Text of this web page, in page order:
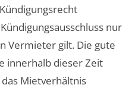
nur
Vermieter gilt. Die gute
innerhalb dieser Zeit
Mietverhältnis